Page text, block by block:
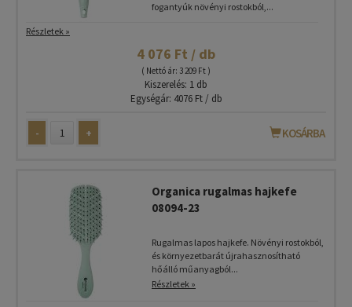
fogantyúk növényi rostokból,...
Részletek »
4 076 Ft / db
( Nettó ár: 3 209 Ft )
Kiszerelés: 1 db
Egységár: 4076 Ft / db
- + KOSÁRBA
Organica rugalmas hajkefe
08094-23
Rugalmas lapos hajkefe. Növényi rostokból,
és környezetbarát újrahasznosítható
hőálló műanyagból...
Részletek »